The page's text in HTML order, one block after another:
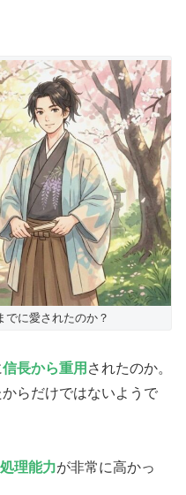
でに愛されたのか？
信長から重用 されたのか。
らだけではないようで
理能力が非常に高かっ